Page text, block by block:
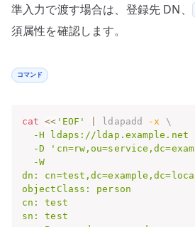
準入力で渡す場合は、登録先 DN、
須属性を確認します。
コマンド
cat << 'EOF' ldapadd -x
\
-H ldaps://ldap.example.net
-D
  -W
dn:
objectClass: person
cn: test
sn: test